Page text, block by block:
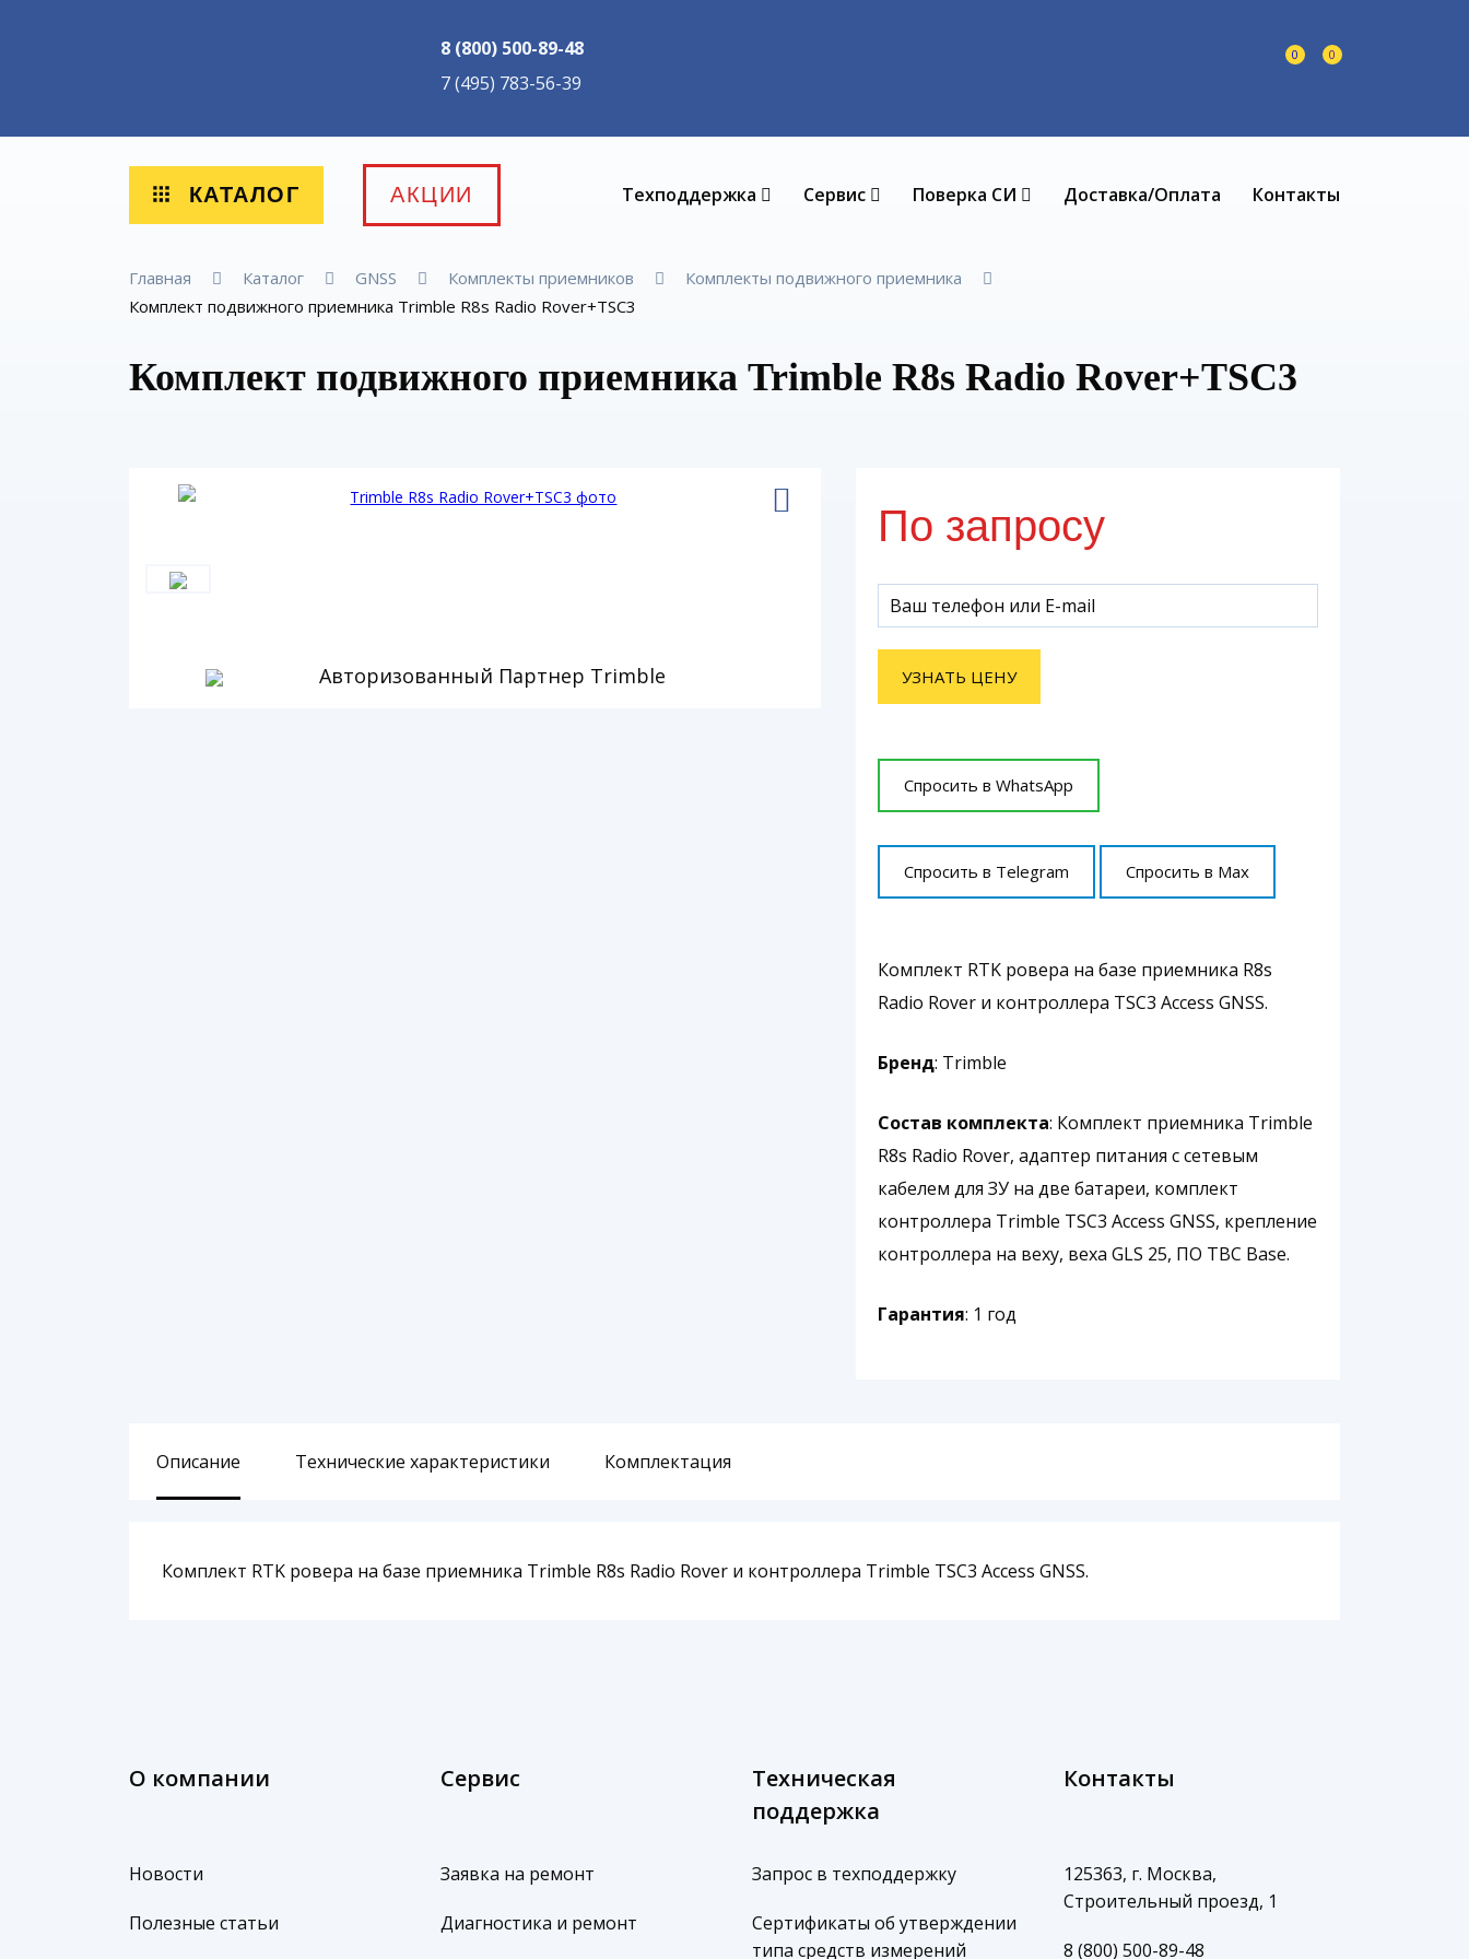
8 (800) 500-89-48
7 (495) 783-56-39
0 0
КАТАЛОГ АКЦИИ Техподдержка Сервис Поверка СИ Доставка/Оплата Контакты
Главная Каталог GNSS Комплекты приемников
Комплекты подвижного приемника
Комплект подвижного приемника Trimble R8s Radio Rover+TSC3
Комплект подвижного приемника Trimble R8s Radio Rover+TSC3
Авторизованный Партнер Trimble
По запросу
УЗНАТЬ ЦЕНУ
Спросить в WhatsApp
Спросить в Telegram Спросить в Max
Комплект RTK ровера на базе приемника R8s
Radio Rover и контроллера TSC3 Access GNSS.
Бренд: Trimble
Состав комплекта: Комплект приемника Trimble
R8s Radio Rover, адаптер питания с сетевым
кабелем для ЗУ на две батареи, комплект
контроллера Trimble TSC3 Access GNSS, крепление
контроллера на веху, веха GLS 25, ПО TBC Base.
Гарантия: 1 год
Описание Технические характеристики Комплектация
Комплект RTK ровера на базе приемника Trimble R8s Radio Rover и контроллера Trimble TSC3 Access GNSS.
О компании
Новости
Полезные статьи
Сервис
Заявка на ремонт
Диагностика и ремонт
Техническая
поддержка
Запрос в техподдержку
Сертификаты об утверждении
типа средств измерений
Контакты
125363, г. Москва,
Строительный проезд, 1
8 (800) 500-89-48